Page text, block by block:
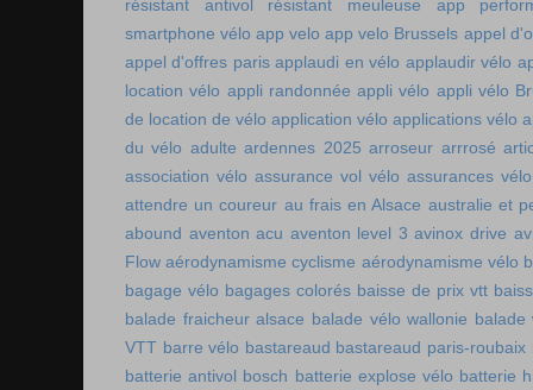
résistant antivol résistant meuleuse
app
smartphone vélo app velo app velo Brussels appel
appel d'offres paris applaudi en vélo applaudir vélo
location vélo appli randonnée appli vélo appli vélo
de location de vélo application vélo applications vélo
du vélo adulte ardennes 2025 arroseur arrrosé
association vélo assurance vol vélo assurances vélo
attendre un coureur au frais en Alsace australie et
abound aventon acu aventon level 3 avinox drive
Flow aérodynamisme cyclisme aérodynamisme vélo
bagage vélo bagages colorés baisse de prix vtt
balade fraicheur alsace balade vélo wallonie balade
VTT barre vélo bastareaud bastareaud paris-roubaix
batterie antivol bosch batterie explose vélo batterie